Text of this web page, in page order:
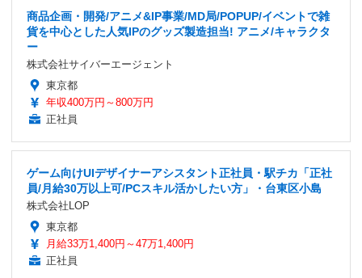
商品企画・開発/アニメ&IP事業/MD局/POPUP/イベントで雑
貨を中心とした人気IPのグッズ製造担当! アニメ/キャラクタ
ー
株式会社サイバーエージェント
東京都
年収400万円～800万円
正社員
ゲーム向けUIデザイナーアシスタント正社員・駅チカ「正社
員/月給30万以上可/PCスキル活かしたい方」・台東区小島
株式会社LOP
東京都
月給33万1,400円～47万1,400円
正社員